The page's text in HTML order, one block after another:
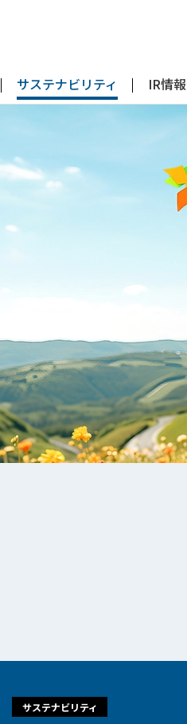
サステナビリティ IR情報
サステナビリティ